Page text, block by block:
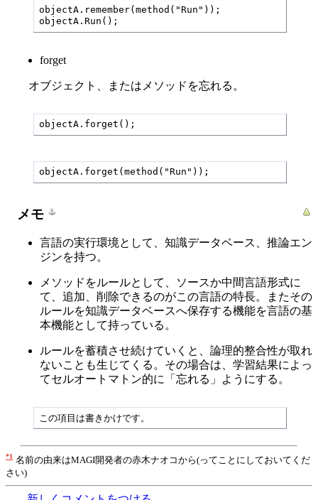
objectA.remember(method("Run"));
objectA.Run();
forget
オブジェクト、またはメソッドを忘れる。
objectA.forget();
objectA.forget(method("Run"));
メモ
言語の実行環境として、知識データベース、推論エン
ジンを持つ。
メソッドをルールとして、ソースか中間言語形式に
て、追加、削除できるのがこの言語の特長。またその
ルールを知識データベースへ保存する機能を言語の基
本機能として持っている。
ルールを蓄積させ続けていくと、論理的整合性が取れ
ないことも生じてくる。その場合は、学習結果によっ
てセルオートマトン的に「忘れる」ようにする。
この項目は書きかけです。
*1 名前の由来はMAGI開発者の赤木ナオコから(ってことにしておいてくだ
さい)